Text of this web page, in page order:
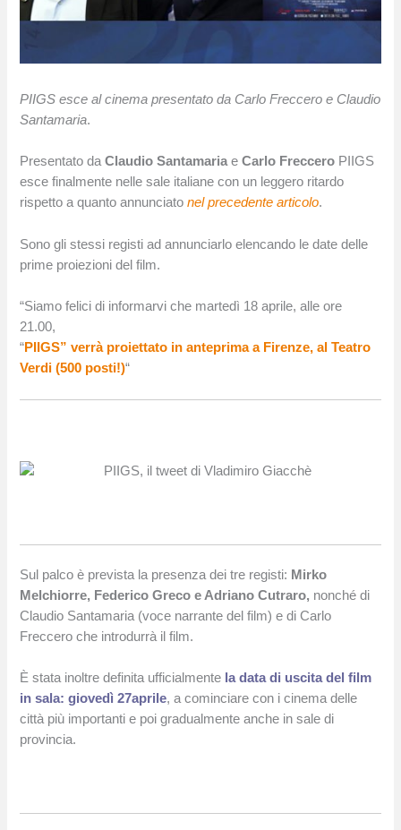
PIIGS esce al cinema presentato da Carlo Freccero e Claudio
Santamaria.
Presentato daClaudio SantamariaeCarlo Freccero PIIGS
esce finalmente nelle sale italiane con un leggero ritardo
rispetto a quanto annunciatonel precedente articolo.
Sono gli stessi registi ad annunciarlo elencando le date delle
prime proiezioni del film.
“Siamo felici di informarvi che martedì 18 aprile, alle ore
21.00,
“PIIGS” verrà proiettato in anteprima a Firenze, al Teatro
Verdi (500 posti!)“
Sul palco è prevista la presenza dei tre registi: Mirko
Melchiorre, Federico Greco e Adriano Cutraro, nonché di
Claudio Santamaria (voce narrante del film) e di Carlo
Freccero che introdurrà il film.
È stata inoltre definita ufficialmente la data di uscita del film
in sala: giovedì 27aprile, a cominciare con i cinema delle
città più importanti e poi gradualmente anche in sale di
provincia.